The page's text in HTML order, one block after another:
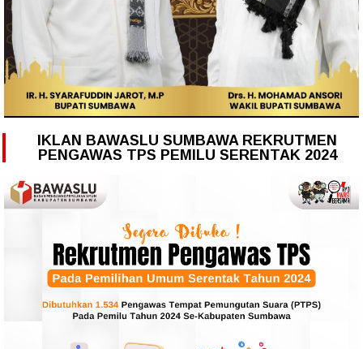
IKLAN BAWASLU SUMBAWA REKRUTMEN
PENGAWAS TPS PEMILU SERENTAK 2024